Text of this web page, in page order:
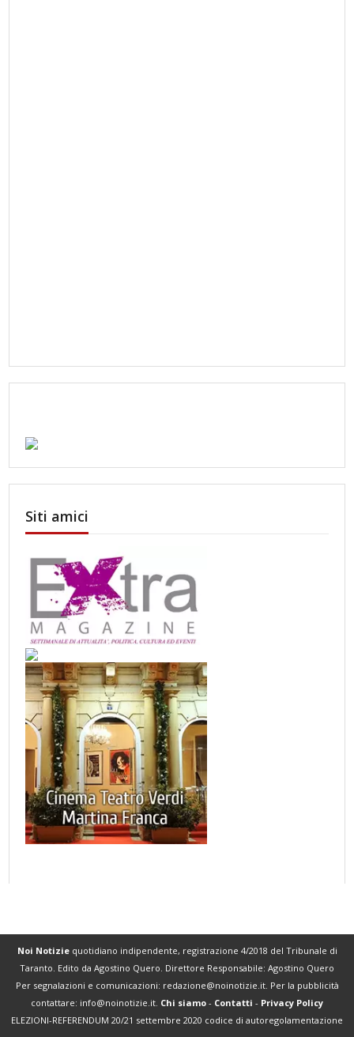
Siti amici
Noi Notiziequotidiano indipendente, registrazione 4/2018 del Tribunale di
Taranto. Edito da Agostino Quero. Direttore Responsabile: Agostino Quero
Per segnalazioni e comunicazioni: redazione@noinotizie.it. Per la pubblicità
contattare: info@noinotizie.it Chi siamo - Contatti - Privacy Policy
ELEZIONI-REFERENDUM 20/21 settembre 2020 codice di autoregolamentazione